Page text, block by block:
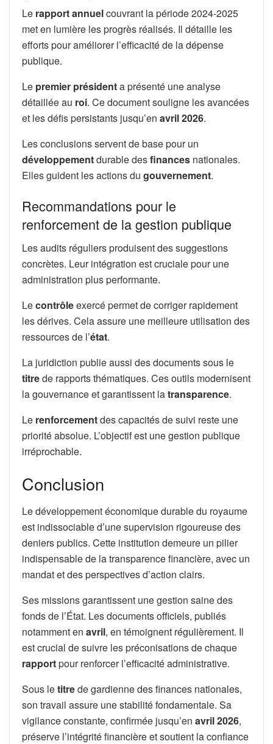
Le rapport annuelcouvrant la période 2024-2025
met en lumière les progrès réalisés. Il détaille les
efforts pour améliorer l’efficacité de la dépense
publique.
Le premier présidenta présenté une analyse
détaillée au roi. Ce document souligne les avancées
et les défis persistants jusqu’en avril 2026.
Les conclusions servent de base pour un
développementdurable desfinances nationales.
Elles guident les actions du gouvernement.
Recommandations pour le
renforcement de la gestion publique
Les audits réguliers produisent des suggestions
concrètes. Leur intégration est cruciale pour une
administration plus performante.
Lecontrôleexercé permet de corriger rapidement
les dérives. Cela assure une meilleure utilisation des
ressources de l’état.
La juridiction publie aussi des documents sous le
titrede rapports thématiques. Ces outils modernisent
la gouvernance et garantissent latransparence.
Le renforcementdes capacités de suivi reste une
priorité absolue. L’objectif est une gestion publique
irréprochable.
Conclusion
Le développement économique durable du royaume
est indissociable d’une supervision rigoureuse des
deniers publics. Cette institution demeure un pilier
indispensable de la transparence financière, avec un
mandat et des perspectives d’action clairs.
Ses missions garantissent une gestion saine des
fonds de l’État. Les documents officiels, publiés
notamment en avril, en témoignent régulièrement. Il
est crucial de suivre les préconisations de chaque
rapportpour renforcer l’efficacité administrative.
Sous letitrede gardienne des finances nationales,
son travail assure une stabilité fondamentale. Sa
vigilance constante, confirmée jusqu’en avril 2026,
préserve l’intégrité financière et soutient la confiance